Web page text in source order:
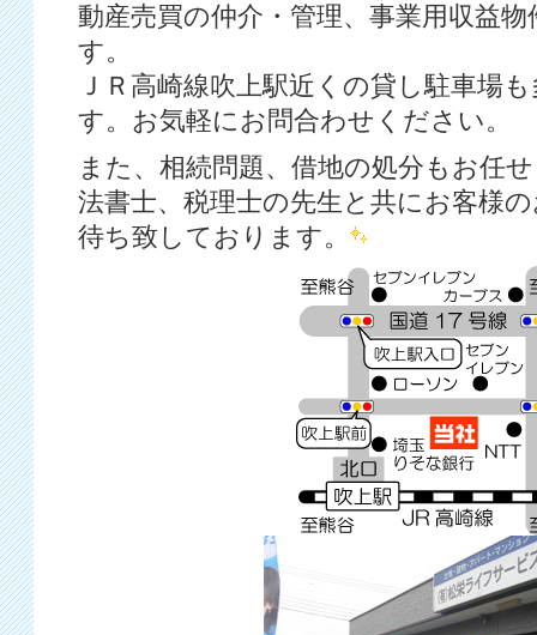
動産売買の仲介・管理、事業用収益
す。
ＪＲ高崎線吹上駅近くの貸し駐車場
す。お気軽にお問合わせください。
また、相続問題、借地の処分もお任
法書士、税理士の先生と共にお客様
待ち致しております。